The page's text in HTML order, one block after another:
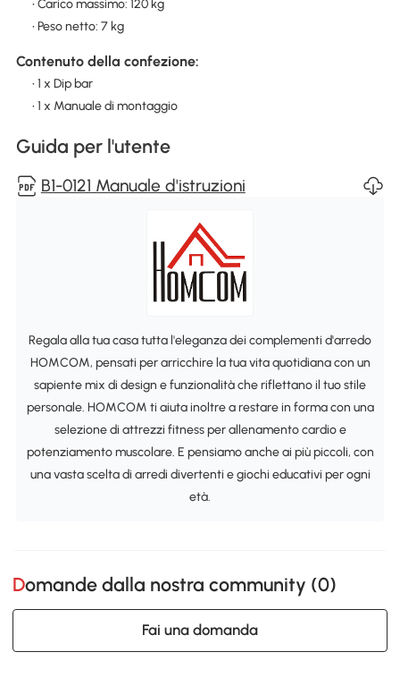
• Carico massimo: 120 kg
• Peso netto: 7 kg
Contenuto della confezione:
• 1 x Dip bar
• 1 x Manuale di montaggio
Guida per l'utente
B1-0121 Manuale d'istruzioni
Regala alla tua casa tutta l'eleganza dei complementi d'arredo
HOMCOM, pensati per arricchire la tua vita quotidiana con un
sapiente mix di design e funzionalità che riflettano il tuo stile
personale. HOMCOM ti aiuta inoltre a restare in forma con una
selezione di attrezzi fitness per allenamento cardio e
potenziamento muscolare. E pensiamo anche ai più piccoli, con
una vasta scelta di arredi divertenti e giochi educativi per ogni
età.
Domande dalla nostra community (0)
Fai una domanda